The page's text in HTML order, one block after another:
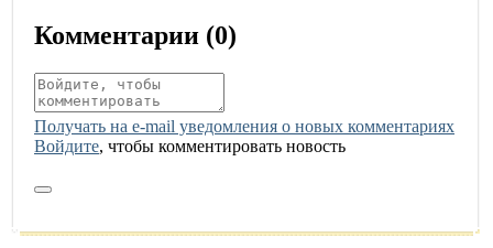
Комментарии (0)
Получать на e‑mail уведомления о новых комментариях
Войдите, чтобы комментировать новость